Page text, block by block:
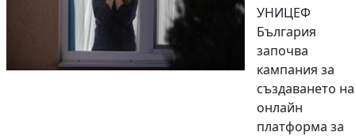
УНИЦЕФ
България
започва
кампания за
създаването на
онлайн
платформа за